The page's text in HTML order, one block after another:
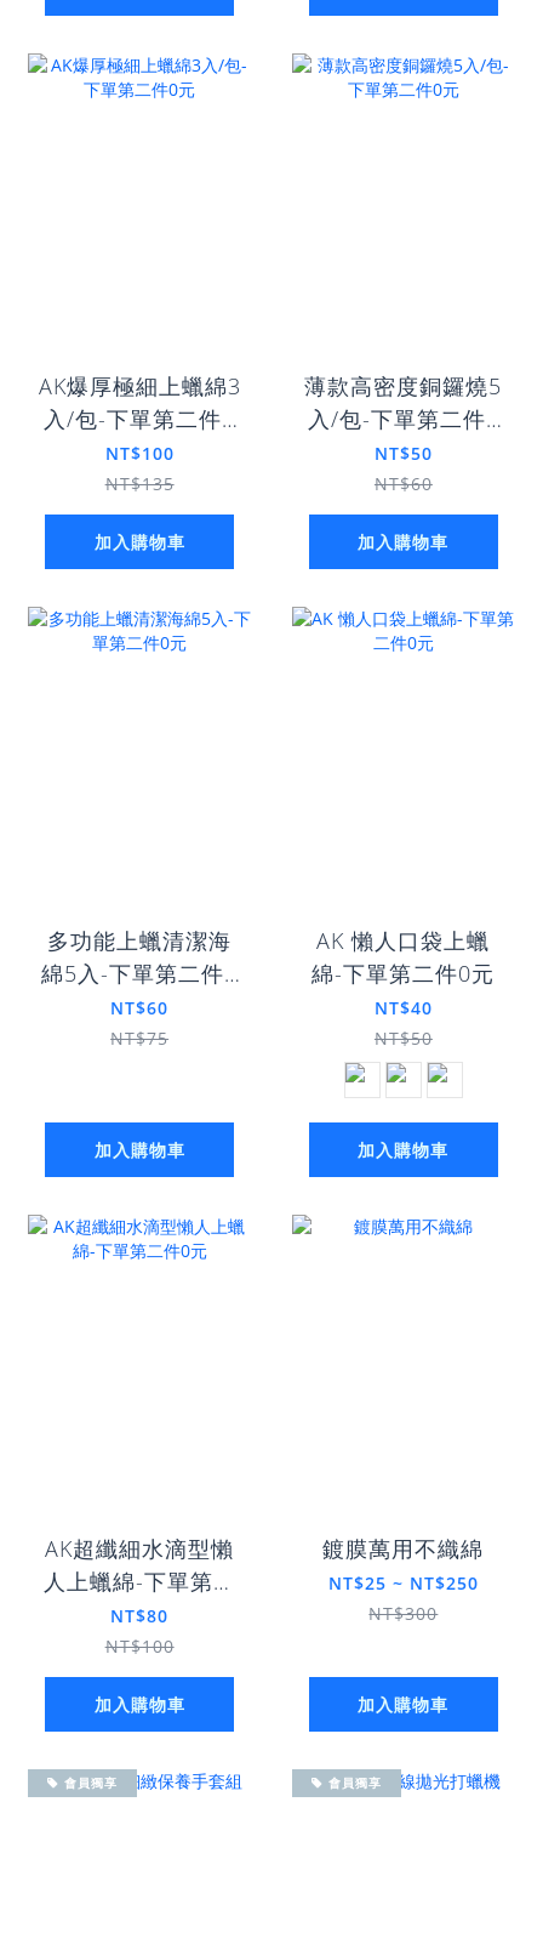
AK爆厚極細上蠟綿3
入/包-下單第二件0
元
NT$100
NT$135
加入購物車
薄款高密度銅鑼燒5
入/包-下單第二件0
元
NT$50
NT$60
加入購物車
多功能上蠟清潔海
綿5入-下單第二件0
元
NT$60
NT$75
加入購物車
AK 懶人口袋上蠟
綿-下單第二件0元
NT$40
NT$50
加入購物車
AK超纖細水滴型懶
人上蠟綿-下單第二
件0元
NT$80
NT$100
加入購物車
鍍膜萬用不織綿
NT$25 ~ NT$250
NT$300
加入購物車
會員獨享 會員獨享